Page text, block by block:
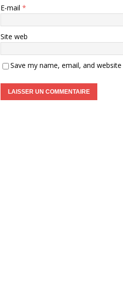
E-mail *
Site web
Save my name, email, and